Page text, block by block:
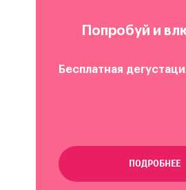
Попробуй и
Бесплатная
ПОДРОБНЕЕ